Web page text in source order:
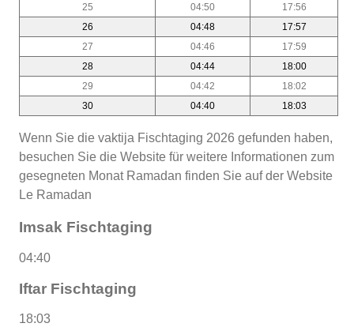
25
04:50
17:56
26
04:48
17:57
27
04:46
17:59
28
04:44
18:00
29
04:42
18:02
30
04:40 18:03
Wenn Sie die vaktija Fischtaging 2026 gefunden haben,
besuchen Sie die Website für weitere Informationen zum
gesegneten Monat Ramadan finden Sie auf der Website
Le Ramadan
Imsak Fischtaging
04:40
Iftar Fischtaging
18:03